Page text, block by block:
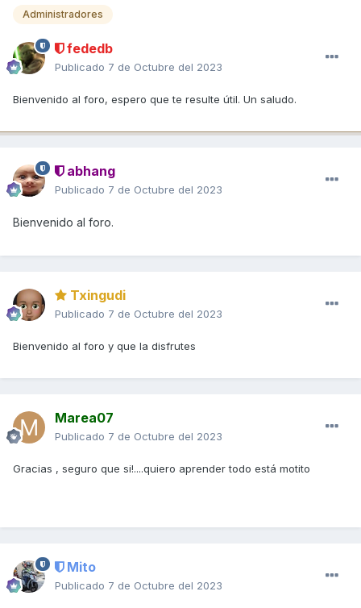
Administradores
fededb
Publicado 7 de Octubre del 2023
Bienvenido al foro, espero que te resulte útil. Un saludo.
abhang
Publicado 7 de Octubre del 2023
Bienvenido al foro.
Txingudi
Publicado 7 de Octubre del 2023
Bienvenido al foro y que la disfrutes
Marea07
Publicado 7 de Octubre del 2023
Gracias , seguro que si!....quiero aprender todo está motito
Mito
Publicado 7 de Octubre del 2023